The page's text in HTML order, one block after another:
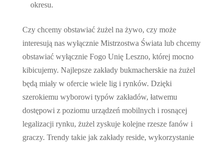
okresu.
Czy chcemy obstawiać żużel na żywo, czy może
interesują nas wyłącznie Mistrzostwa Świata lub chcemy
obstawiać wyłącznie Fogo Unię Leszno, której mocno
kibicujemy. Najlepsze zakłady bukmacherskie na żużel
będą miały w ofercie wiele lig i rynków. Dzięki
szerokiemu wyborowi typów zakładów, łatwemu
dostępowi z poziomu urządzeń mobilnych i rosnącej
legalizacji rynku, żużel zyskuje kolejne rzesze fanów i
graczy. Trendy takie jak zakłady reside, wykorzystanie